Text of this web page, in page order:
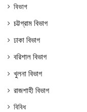
বিভাগ
চট্টগ্রাম বিভাগ
ঢাকা বিভাগ
বরিশাল বিভাগ
খুলনা বিভাগ
রাজশাহী বিভাগ
বিবিধ